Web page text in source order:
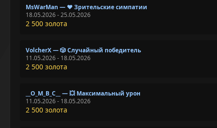
MsWarMan — ❤️ Зрительские симпатии
18.05.2026 - 25.05.2026
2 500 золота
VolcherX — 🎲 Случайный победитель
11.05.2026 - 18.05.2026
2 500 золота
__O_M_B_C__ — 💥 Максимальный урон
11.05.2026 - 18.05.2026
2 500 золота